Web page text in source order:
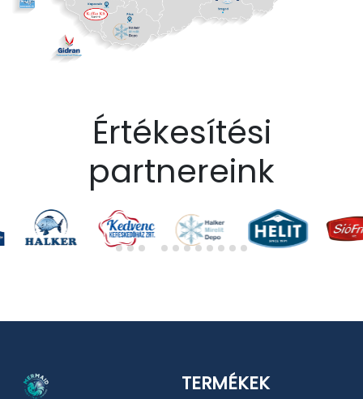
Értékesítési
partnereink
TERMÉKEK